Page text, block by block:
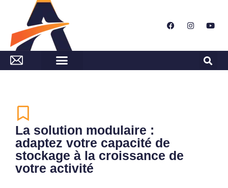
La solution modulaire :
adaptez votre capacité de
stockage à la croissance de
votre activité